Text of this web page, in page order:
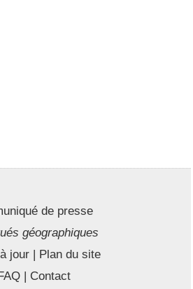
de presse
géographiques
jour | Plan du site
| Contact